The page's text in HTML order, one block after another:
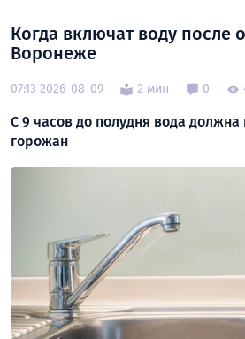
Когда включат воду после
Воронеже
07:13 2026-08-09 2 мин 0
С 9 часов до полудня вода должна
горожан